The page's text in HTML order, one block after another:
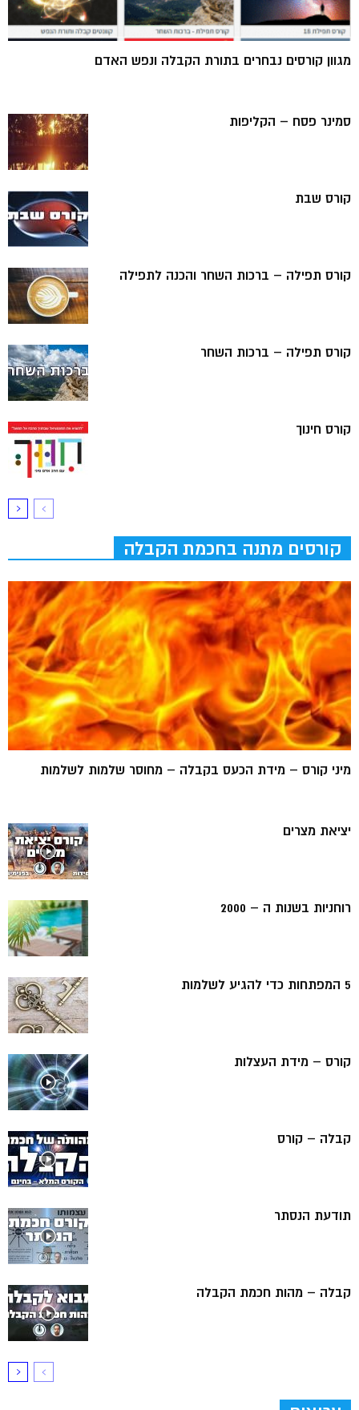
מגוון קורסים נבחרים בתורת הקבלה ונפש האדם
סמינר פסח – הקליפות
קורס שבת
קורס תפילה – ברכות השחר והכנה לתפילה
קורס תפילה – ברכות השחר
קורס חינוך
קורסים מתנה בחכמת הקבלה
מיני קורס – מידת הכעס בקבלה – מחוסר שלמות לשלמות
יציאת מצרים
רוחניות בשנות ה – 2000
5 המפתחות כדי להגיע לשלמות
קורס – מידת העצלות
קבלה – קורס
תודעת הנסתר
קבלה – מהות חכמת הקבלה